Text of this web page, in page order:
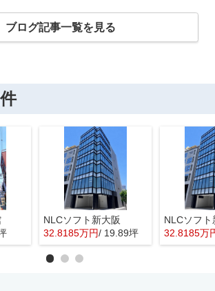
ブログ記事一覧を見る
NLCソフト新大阪
32.8185万円/ 19.89坪
NLCソフト
32.8185万